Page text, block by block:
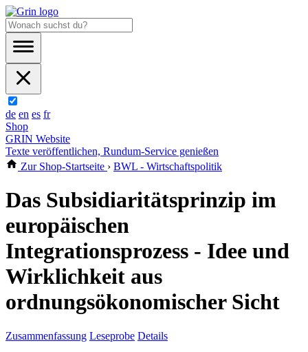
de en es fr
Shop
GRIN Website
Texte veröffentlichen, Rundum-Service genießen
Zur Shop-Startseite › BWL - Wirtschaftspolitik
Das Subsidiaritätsprinzip im
europäischen
Integrationsprozess - Idee und
Wirklichkeit aus
ordnungsökonomischer Sicht
Zusammenfassung Leseprobe Details